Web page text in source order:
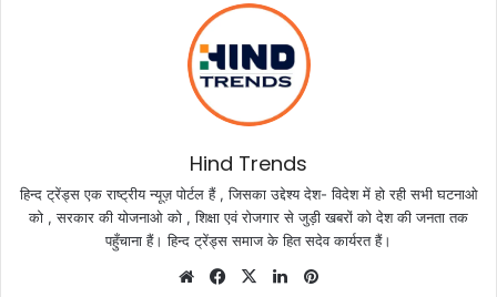
Hind Trends
हिन्द ट्रेंड्स एक राष्ट्रीय न्यूज़ पोर्टल हैं , जिसका उद्देश्य देश- विदेश में हो रही सभी घटनाओ
को , सरकार की योजनाओ को , शिक्षा एवं रोजगार से जुड़ी खबरों को देश की जनता तक
पहुँचाना हैं। हिन्द ट्रेंड्स समाज के हित सदेव कार्यरत हैं।
WebsiteFacebook
X LinkedIn